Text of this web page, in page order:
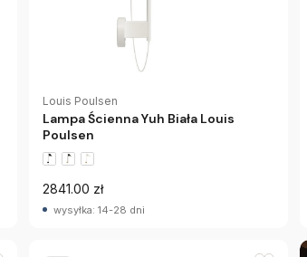
Louis Poulsen
Lampa Ścienna Yuh Biała Louis
Poulsen
2841.00 zł
wysyłka: 14-28 dni